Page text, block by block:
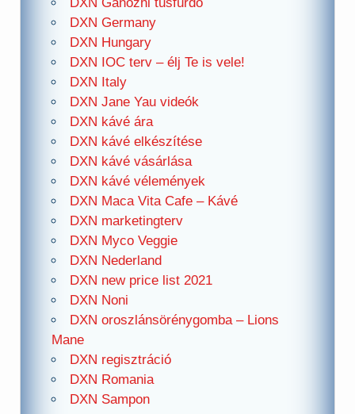
DXN Germany
DXN Hungary
DXN IOC terv – élj Te is vele!
DXN Italy
DXN Jane Yau videók
DXN kávé ára
DXN kávé elkészítése
DXN kávé vásárlása
DXN kávé vélemények
DXN Maca Vita Cafe – Kávé
DXN marketingterv
DXN Myco Veggie
DXN Nederland
DXN new price list 2021
DXN Noni
DXN oroszlánsörénygomba – Lions
Mane
DXN regisztráció
DXN Romania
DXN Sampon